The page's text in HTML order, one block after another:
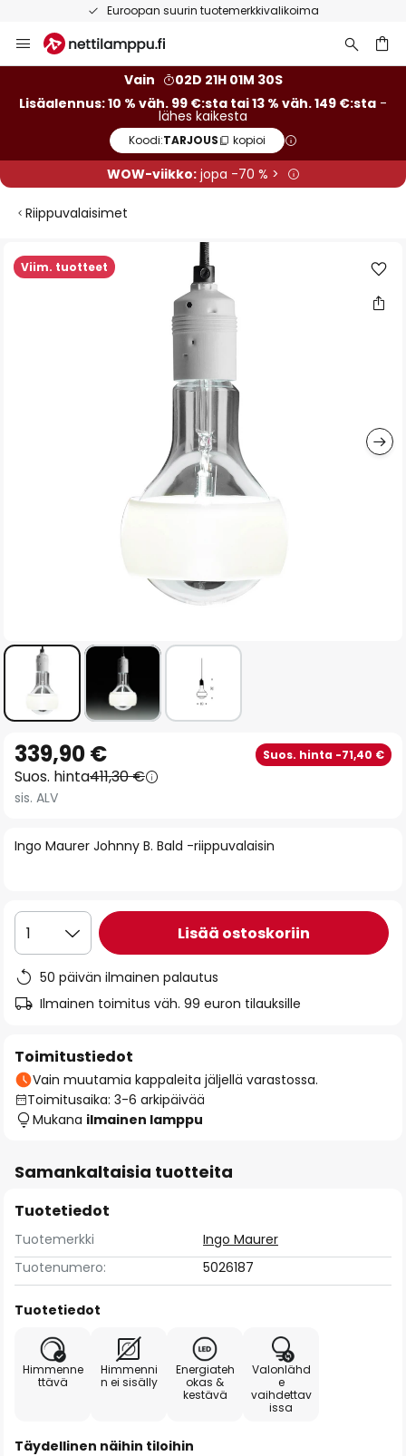
Euroopan suurin tuotemerkkivalikoima
to
Vain
02D 21H 01M 29S
Lisäalennus: 10 % väh. 99 €:sta tai 13 % väh. 149 €:sta -
lähes kaikesta
Koodi:TARJOUS kopioi
WOW-viikko:jopa -70 % >
Riippuvalaisimet
Viim. tuotteet
Skip
to
to
the
beginning
the
Ingo Maurer Johnny B. Bald -riippuvalaisin
339,90 € Suos. hinta -71,40 €
Suos. hinta411,30 €
sis. ALV
1 Lisää ostoskoriin
50 päivän ilmainen palautus
Ilmainen toimitus väh. 99 euron tilauksille
Toimitustiedot
Vain muutamia kappaleita jäljellä varastossa.
Toimitusaika: 3-6 arkipäivää
Mukana ilmainen lamppu
Samankaltaisia tuotteita
Tuotetiedot
Tuotemerkki
Ingo Maurer
Tuotenumero:
5026187
Tuotetiedot
Himmenne
ttävä
Himmenni
n ei sisälly
Energiateh
okas &
kestävä
Valonlähd
e
vaihdettav
issa
Täydellinen näihin tiloihin